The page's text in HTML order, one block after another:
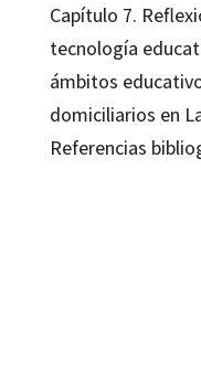
Capítulo 7.
tecnología
ámbitos
domiciliarios en
Referencias